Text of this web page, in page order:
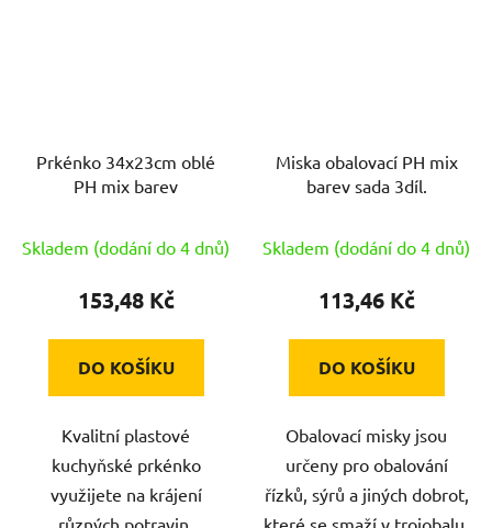
Prkénko 34x23cm oblé
PH mix barev
Skladem (dodání do 4 dnů)
153,48 Kč
DO KOŠÍKU
Kvalitní plastové
kuchyňské prkénko
využijete na krájení
různých potravin.
Miska obalovací PH mix
barev sada 3díl.
Skladem (dodání do 4 dnů)
113,46 Kč
DO KOŠÍKU
Obalovací misky jsou
určeny pro obalování
řízků, sýrů a jiných dobrot,
které se smaží v trojobalu.